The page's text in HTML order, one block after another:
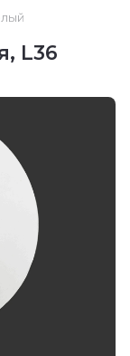
L36